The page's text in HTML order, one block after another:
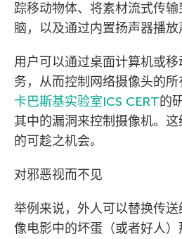
踪移动物体、将素材流式传
脑，以及通过内置扬声器播放
用户可以通过桌面计算机或
务，从而控制网络摄像头的
卡巴斯基实验室ICS CERT的
其中的漏洞来控制摄像机。
的可趁之机会。
对邪恶视而不见
举例来说，外人可以替换传
像电影中的坏蛋（或者好人